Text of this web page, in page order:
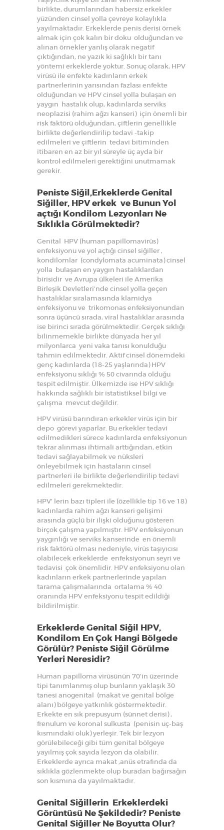
birlikte, durumlarından habersiz erkekler
yüzünden cinsel yolla çevreye kolaylıkla
yayılmaktadır. Erkeklerde penis derisi örnek
almak için çok kalın bir doku olduğundan ve
alınan örnekler yanlış olarak negatif
çıktığından, ne yazık ki sağlıklı bir tanı
yöntemi erkeklerde yoktur. Sonuç olarak, HPV
virüsü ile enfekte kadınların erkek
partnerlerinin yarısından fazlası enfekte
olduğundan ve HPV cinsel yolla bulaşan en
yaygın hastalık olup, kadınlarda serviks
neoplazisi (rahim ağzı kanseri) için önemli bir
risk faktörü olduğundan, çiftlerin genellikle
birlikte değerlendirilip tedavi -takip
edilmeleri ve çiftlerin tedavi bitiminden
itibaren en az bir yıl süreyle üç ayda bir
kontrol edilmeleri gerektiğini unutmamak
gerekir.
Peniste Siğil,Erkeklerde Genital
Siğiller, HPV erkek ve Bunun Yol
açtığı Kondilom Lezyonları Ne
Sıklıkla Görülmektedir?
Genital HPV (human papillomavirüs)
enfeksiyonu ve yol açtığı cinsel siğiller ,
kondilomlar (condylomata acuminata) cinsel
yolla bulaşan en yaygın hastalıklardan
birisidir ve Avrupa ülkeleri ile Amerika
Birleşik Devletleri’nde cinsel yolla geçen
hastalıklar sıralamasında klamidya
enfeksiyonu ve trikomonas enfeksiyonundan
sonra üçüncü sırada, viral hastalıklar arasında
ise birinci sırada görülmektedir. Gerçek sıklığı
bilinmemekle birlikte dünyada her yıl
milyonlarca yeni vaka tanısı konulduğu
tahmin edilmektedir. Aktif cinsel dönemdeki
genç kadınlarda (18-25 yaşlarında) HPV
enfeksiyonu sıklığı % 50 civarında olduğu
tespit edilmiştir. Ülkemizde ise HPV sıklığı
hakkında sağlıklı bir istatistiksel bilgi ve
çalışma mevcut değildir.
HPV virüsü barındıran erkekler virüs için bir
depo görevi yaparlar. Bu erkekler tedavi
edilmedikleri sürece kadınlarda enfeksiyonun
tekrar alınması ihtimali arttığından, etkin
tedavi sağlayabilmek ve nüksleri
önleyebilmek için hastaların cinsel
partnerleri ile birlikte değerlendirilip tedavi
edilmeleri gerekmektedir.
HPV’ lerin bazı tipleri ile (özellikle tip 16 ve 18)
kadınlarda rahim ağzı kanseri gelişimi
arasında güçlü bir ilişki olduğunu gösteren
birçok çalışma yapılmıştır. HPV enfeksiyonun
yaygınlığı ve serviks kanserinde en önemli
risk faktörü olması nedeniyle, virüs taşıyıcısı
olabilecek erkeklerde enfeksiyonun seyri ve
tedavisi çok önemlidir. HPV enfeksiyonu olan
kadınların erkek partnerlerinde yapılan
tarama çalışmalarında ortalama % 40
oranında HPV enfeksiyonu tespit edildiği
bildirilmiştir.
Erkeklerde Genital Siğil HPV,
Kondilom En Çok Hangi Bölgede
Görülür? Peniste Siğil Görülme
Yerleri Neresidir?
Human papilloma virüsünün 70’in üzerinde
tipi tanımlanmış olup bunların yaklaşık 30
tanesi anogenital (makat ve genital bölge
alanı) bölgeye yatkınlık göstermektedir.
Erkekte en sık prepusyum (sünnet derisi) ,
frenulum ve koronal sulkusta (penisin uç-baş
kısmındaki oluk) yerleşir. Tek bir lezyon
görülebileceği gibi tüm genital bölgeye
yayılmış çok sayıda lezyon da olabilir.
Erkeklerde ayrıca makat ,anüs etrafında da
sıklıkla gözlenmekte olup buradan bağırsağın
son kısmına da yayılmaktadır.
Genital Siğillerin Erkeklerdeki
Görüntüsü Ne Şekildedir? Peniste
Genital Siğiller Ne Boyutta Olur?